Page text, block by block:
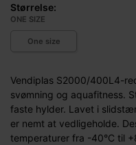
Størrelse:
ONE SIZE
One size
Vendiplas S2000/400L4-
svømning og aquafitness.
faste hylder. Lavet i
er nemt at vedligeholde.
temperaturer fra -40°C til